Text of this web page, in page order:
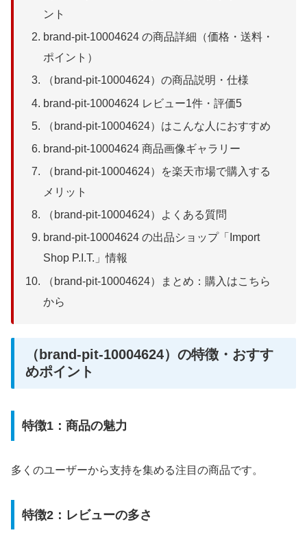
ント
brand-pit-10004624 の商品詳細（価格・送料・
ポイント）
（brand-pit-10004624）の商品説明・仕様
brand-pit-10004624 レビュー1件・評価5
（brand-pit-10004624）はこんな人におすすめ
brand-pit-10004624 商品画像ギャラリー
（brand-pit-10004624）を楽天市場で購入する
メリット
（brand-pit-10004624）よくある質問
brand-pit-10004624 の出品ショップ「Import
Shop P.I.T.」情報
（brand-pit-10004624）まとめ：購入はこちら
から
（brand-pit-10004624）の特徴・おすす
めポイント
特徴1：商品の魅力
多くのユーザーから支持を集める注目の商品です。
特徴2：レビューの多さ